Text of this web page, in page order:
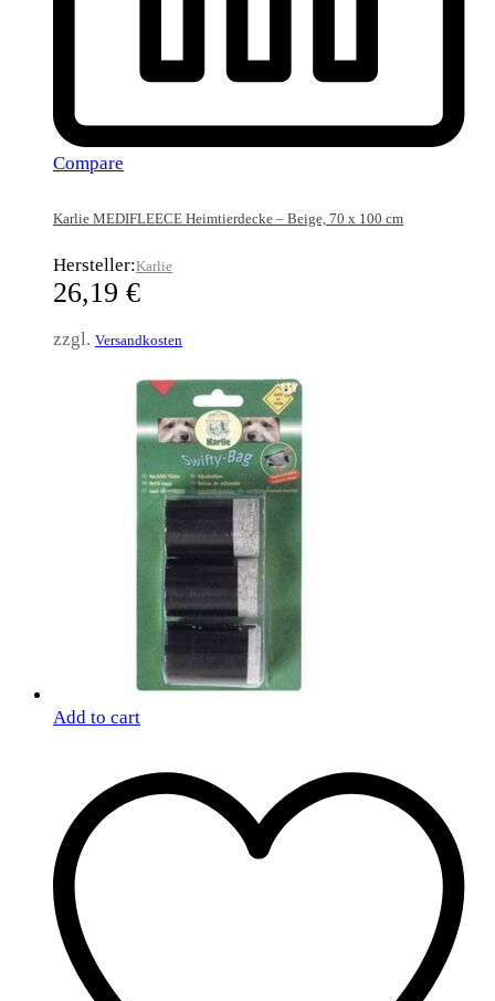
Compare
Karlie MEDIFLEECE Heimtierdecke – Beige, 70 x 100 cm
Hersteller:Karlie
26,19 €
zzgl. Versandkosten
Add to cart